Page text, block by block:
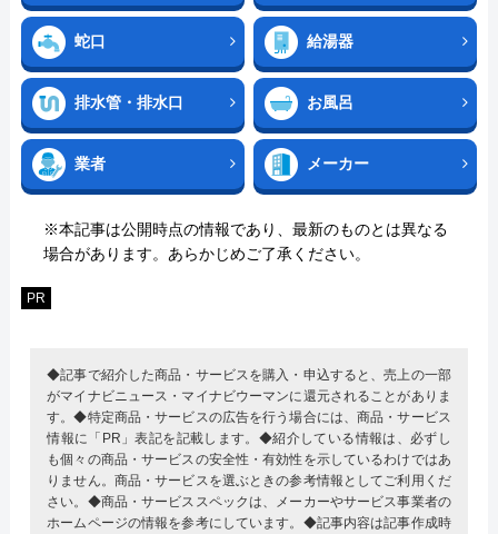
蛇口 給湯器
排水管・排水口 お風呂
業者 メーカー
※本記事は公開時点の情報であり、最新のものとは異なる
場合があります。あらかじめご了承ください。
PR
◆記事で紹介した商品・サービスを購入・申込すると、売上の一部
がマイナビニュース・マイナビウーマンに還元されることがありま
す。◆特定商品・サービスの広告を行う場合には、商品・サービス
情報に「PR」表記を記載します。◆紹介している情報は、必ずし
も個々の商品・サービスの安全性・有効性を示しているわけではあ
りません。商品・サービスを選ぶときの参考情報としてご利用くだ
さい。◆商品・サービススペックは、メーカーやサービス事業者の
ホームページの情報を参考にしています。◆記事内容は記事作成時